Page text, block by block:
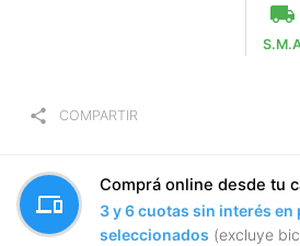
local_shipping
share COMPARTIR
devices
Comprá online desde tu
3 y 6 cuotas sin interés
seleccionados (excluye